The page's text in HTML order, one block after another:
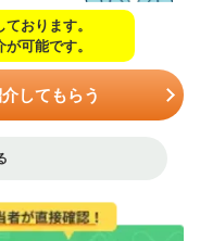
おります。
可能です。
してもらう